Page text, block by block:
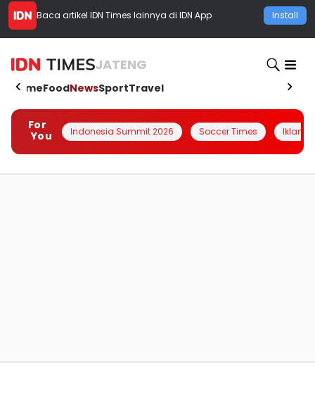
Baca artikel IDN Times lainnya di IDN App Install
JATENG
HomeFoodNewsSportTravel
For
You
Indonesia Summit 2026 Soccer Times Iklanin